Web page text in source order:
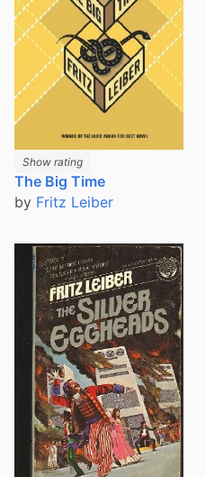
Show rating
The Big Time
by Fritz Leiber